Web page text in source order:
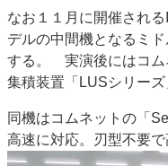
なお１１月に開催され
デルの中間機となるミ
する。 実演後にはコム
集積装置「LUSシリーズ
同機はコムネットの「
高速に対応。刃型不要